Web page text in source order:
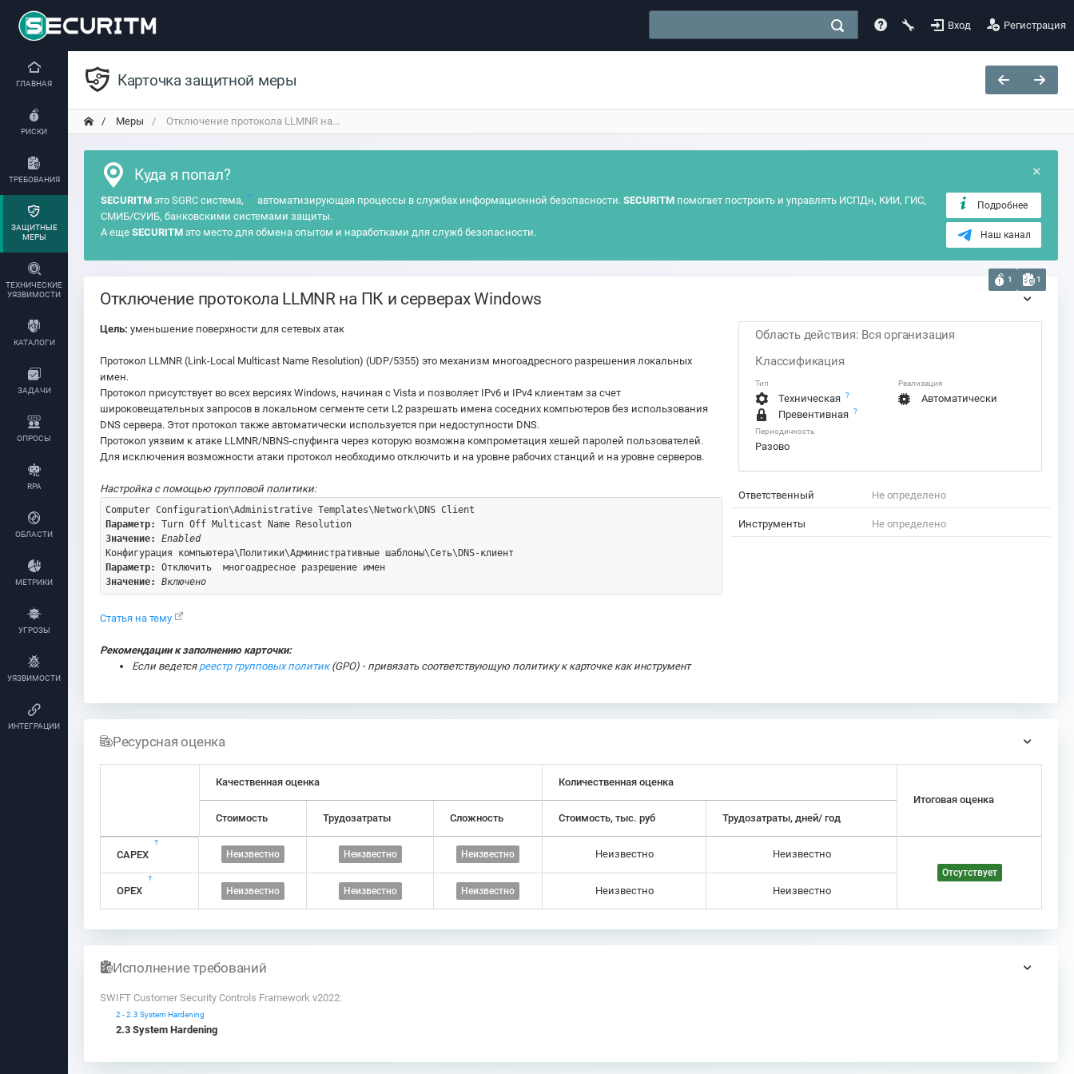
Вход Регистрация
ГЛАВНАЯ
РИСКИ
ТРЕБОВАНИЯ
ЗАЩИТНЫЕ
МЕРЫ
ТЕХНИЧЕСКИЕ
УЯЗВИМОСТИ
КАТАЛОГИ
ЗАДАЧИ
ОПРОСЫ
RPA
ОБЛАСТИ
МЕТРИКИ
УГРОЗЫ
УЯЗВИМОСТИ
ИНТЕГРАЦИИ
Карточка защитной меры
Меры Отключение протокола LLMNR на...
×
Куда я попал?
SECURITM это SGRC система, ? автоматизирующая процессы в службах информационной безопасности. SECURITMпомогает построить и управлять ИСПДн, КИИ, ГИС,
СМИБ/СУИБ, банковскими системами защиты.
А еще SECURITM это место для обмена опытом и наработками для служб безопасности.
Подробнее
Наш канал
1 1
Отключение протокола LLMNR на ПК и серверах Windows
Цель: уменьшение поверхности для сетевых атак
Протокол LLMNR (Link-Local Multicast Name Resolution) (UDP/5355) это механизм многоадресного разрешения локальных
имен.
Протокол присутствует во всех версиях Windows, начиная с Vista и позволяет IPv6 и IPv4 клиентам за счет
широковещательных запросов в локальном сегменте сети L2 разрешать имена соседних компьютеров без использования
DNS сервера. Этот протокол также автоматически используется при недоступности DNS.
Протокол уязвим к атаке LLMNR/NBNS-спуфинга через которую возможна компрометация хешей паролей пользователей.
Для исключения возможности атаки протокол необходимо отключить и на уровне рабочих станций и на уровне серверов.
Настройка с помощью групповой политики:
Параметр:
Значение:
Enabled
Параметр:
Значение:
Включено
Статья на тему
Рекомендации к заполнению карточки:
Если ведется реестр групповых политик (GPO) - привязать соответствующую политику к карточке как инструмент
Область действия: Вся организация
Классификация
Тип
Техническая ?
Превентивная ?
Реализация
Автоматически
Периодичность
Разово
Ответственный Не определено
Инструменты Не определено
Ресурсная оценка
Качественная оценка
Количественная оценка
Итоговая оценка
Стоимость
Трудозатраты Сложность Стоимость, тыс. руб Трудозатраты, дней/ год
CAPEX
?
Неизвестно Неизвестно Неизвестно Неизвестно Неизвестно
Отсутствует
OPEX
?
Неизвестно Неизвестно Неизвестно Неизвестно Неизвестно
Исполнение требований
SWIFT Customer Security Controls Framework v2022:
2 - 2.3 System Hardening
2.3 System Hardening